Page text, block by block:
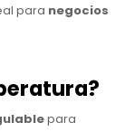
para negocios
para